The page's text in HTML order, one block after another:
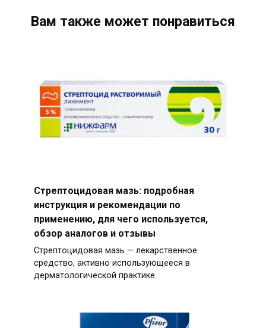
Вам также может понравиться
Стрептоцидовая мазь: подробная
инструкция и рекомендации по
применению, для чего используется,
обзор аналогов и отзывы
Стрептоцидовая мазь — лекарственное
средство, активно использующееся в
дерматологической практике.